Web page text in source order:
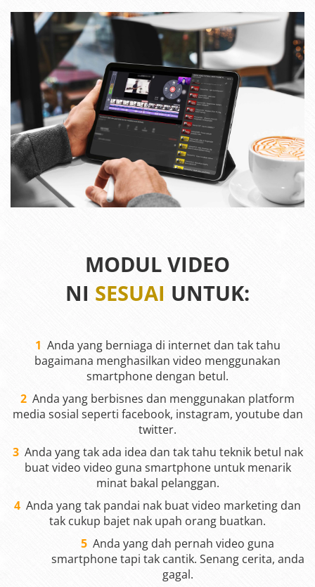
MODUL VIDEO
NI SESUAI UNTUK:
1 Anda yang berniaga di internet dan tak tahu
bagaimana menghasilkan video menggunakan
smartphone dengan betul.
2 Anda yang berbisnes dan menggunakan platform
media sosial seperti facebook, instagram, youtube dan
twitter.
3 Anda yang tak ada idea dan tak tahu teknik betul nak
buat video video guna smartphone untuk menarik
minat bakal pelanggan.
4 Anda yang tak pandai nak buat video marketing dan
tak cukup bajet nak upah orang buatkan.
5 Anda yang dah pernah video guna
smartphone tapi tak cantik. Senang cerita, anda
gagal.